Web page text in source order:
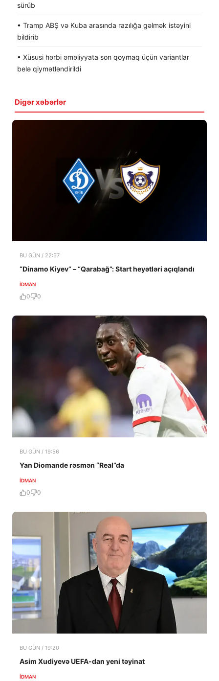
sürüb
• Tramp ABŞ və Kuba arasında razılığa gəlmək istəyini
bildirib
• Xüsusi hərbi əməliyyata son qoymaq üçün variantlar
belə qiymətləndirildi
Digər xəbərlər
BU GÜN / 22:57
“Dinamo Kiyev” – “Qarabağ”: Start heyətləri açıqlandı
İDMAN
0 0
BU GÜN / 19:56
Yan Diomande rəsmən “Real”da
İDMAN
0 0
BU GÜN / 19:20
Asim Xudiyevə UEFA-dan yeni təyinat
İDMAN